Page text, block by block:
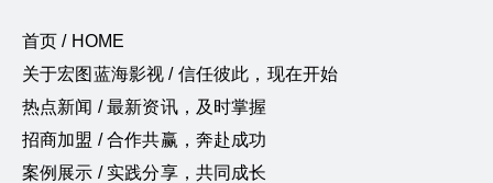
首页 / HOME
关于宏图蓝海影视 / 信任彼此，现在开始
热点新闻 / 最新资讯，及时掌握
招商加盟 / 合作共赢，奔赴成功
案例展示 / 实践分享，共同成长